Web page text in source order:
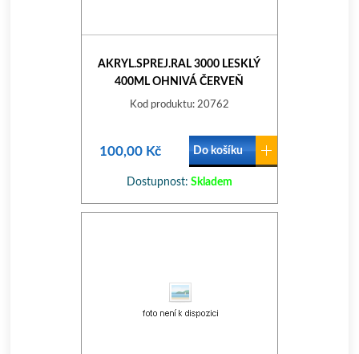
AKRYL.SPREJ.RAL 3000 LESKLÝ
400ML OHNIVÁ ČERVEŇ
Kod produktu: 20762
100,00 Kč Do košíku
Dostupnost: Skladem